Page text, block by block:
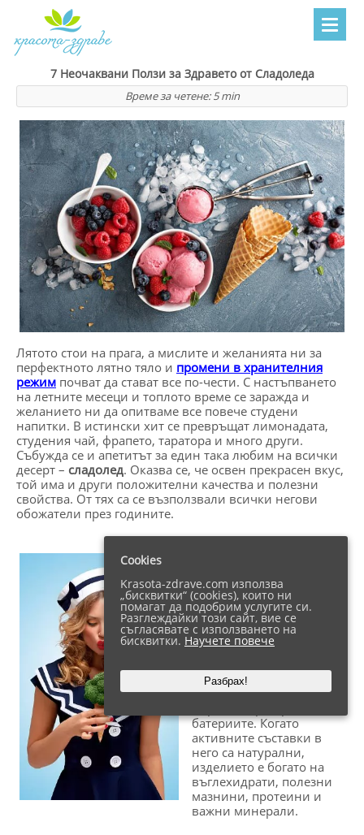
7 Неочаквани Ползи за Здравето от Сладоледа
Време за четене:5 min
Лятото стои на прага, а мислите и желанията ни за
перфектното лятно тяло и промени в хранителния
режим почват да стават все по-чести. С настъпването
на летните месеци и топлото време се заражда и
желанието ни да опитваме все повече студени
напитки. В истински хит се превръщат лимонадата,
студения чай, фрапето, таратора и много други.
Събужда се и апетитът за един така любим на всички
десерт – сладолед. Оказва се, че освен прекрасен вкус,
той има и други положителни качества и полезни
свойства. От тях са се възползвали всички негови
обожатели през годините.
установило, че ½ чашка
със ванилов сладолед
съдържа точно 137 гр.
калории. Това го
превръща в чудесен
вещества и енергия,
когато имаме нужда
батериите. Когато
активните съставки в
него са натурални,
изделието е богато на
въглехидрати, полезни
мазнини, протеини и
важни минерали.
Cookies
Krasota-zdrave.com използва
„бисквитки“ (cookies), които ни
помагат да подобрим услугите си.
Разглеждайки този сайт, вие се
съгласявате с използването на
бисквитки. Научете повече
Разбрах!